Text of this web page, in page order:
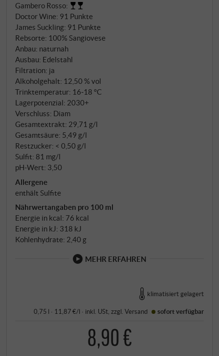
Am Gaumen wirkt er frisch und weich mit feiner
Frucht und angenehmer Struktur, abgerundet durch
eine saubere Säure und lebendige Frische. Ein
harmonischer, unkomplizierter Chianti – perfekt für
Pasta, Pizza oder entspannten Genuss in guter
Gesellschaft. SUPERIORE.DE
Gambero Rosso:
Doctor Wine: 91 Punkte
James Suckling: 91 Punkte
Rebsorte: 100% Sangiovese
Anbau: naturnah
Ausbau: Edelstahl
Filtration: ja
Alkoholgehalt: 12,50 % vol
Trinktemperatur: 16‑18 °C
Lagerpotenzial: 2030+
Verschluss: Diam
Gesamtextrakt: 29,71 g/l
Gesamtsäure: 5,49 g/l
Restzucker: < 0,50 g/l
Sulfit: 81 mg/l
pH-Wert: 3,50
Allergene
enthält Sulfite
Nährwertangaben pro 100 ml
Energie in kcal: 76 kcal
Energie in kJ: 318 kJ
Kohlenhydrate: 2,40 g
MEHR ERFAHREN
klimatisiert gelagert
0,75 l · 11,87 €/l · inkl. USt , zzgl.Versand sofort verfügbar
8,90 €